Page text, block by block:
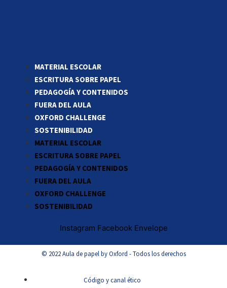
MATERIAL ESCOLAR
ESCRITURA SOBRE PAPEL
PEDAGOGÍA Y CONTENIDOS
FUERA DEL AULA
OXFORD CHALLENGE
SOSTENIBILIDAD
MATERIAL ESCOLAR
ESCRITURA SOBRE PAPEL
PEDAGOGÍA Y CONTENIDOS
FUERA DEL AULA
OXFORD CHALLENGE
SOSTENIBILIDAD
Instagram Facebook Envelope
© 2022 Aula de papel by Oxford - Todos los derechos
Código y canal ético